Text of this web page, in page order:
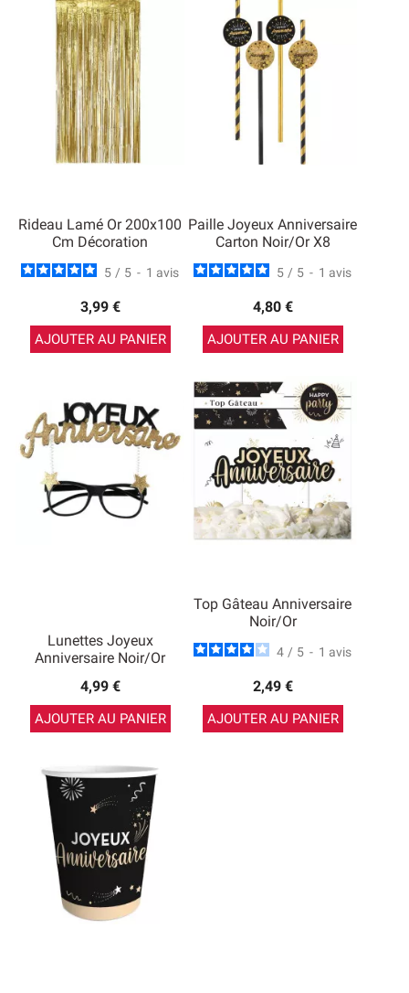
Rideau Lamé Or 200x100
Cm Décoration
5 / 5 - 1 avis
3,99 €
AJOUTER AU PANIER
Paille Joyeux Anniversaire
Carton Noir/Or X8
5 / 5 - 1 avis
4,80 €
AJOUTER AU PANIER
Lunettes Joyeux
Anniversaire Noir/Or
4,99 €
AJOUTER AU PANIER
Top Gâteau Anniversaire
Noir/Or
4 / 5 - 1 avis
2,49 €
AJOUTER AU PANIER